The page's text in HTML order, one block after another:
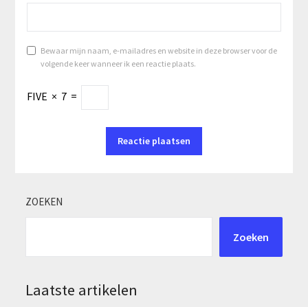
Bewaar mijn naam, e-mailadres en website in deze browser voor de
volgende keer wanneer ik een reactie plaats.
FIVE × 7 =
ZOEKEN
Zoeken
Laatste artikelen